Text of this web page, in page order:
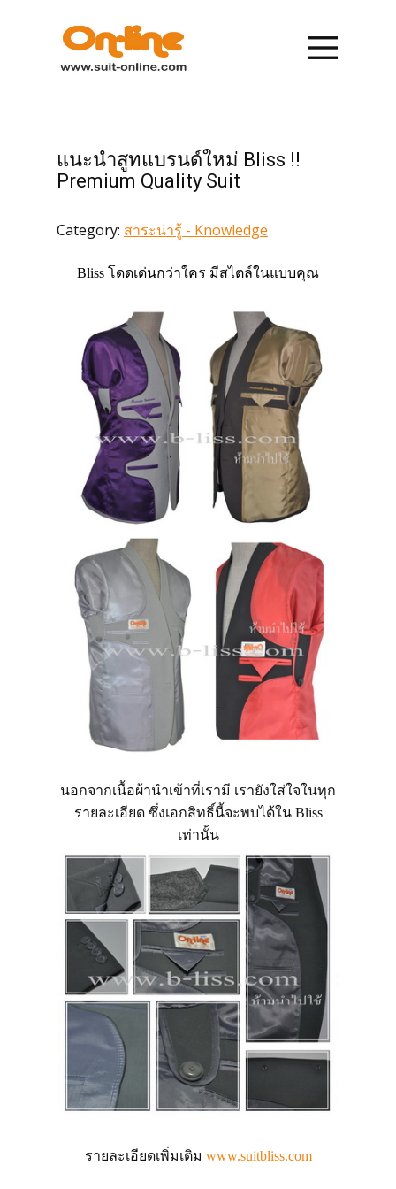
หน้าแรก
การสั่งซื้อ
การชำระเงิน
เกี่ยวกับเรา
ข่าวสาร
ติดต่อเรา
โทร 099 11 44 919
แอดไลน์ @suitonline
แนะนำสูทแบรนด์ใหม่ Bliss !!
Premium Quality Suit
Category: สาระน่ารู้ - Knowledge
Bliss โดดเด่นกว่าใคร มีสไตล์ในแบบคุณ
นอกจากเนื้อผ้านำเข้าที่เรามี เรายังใส่ใจในทุก
รายละเอียด ซึ่งเอกสิทธิ์นี้จะพบได้ใน Bliss
เท่านั้น
รายละเอียดเพิ่มเติม www.suitbliss.com